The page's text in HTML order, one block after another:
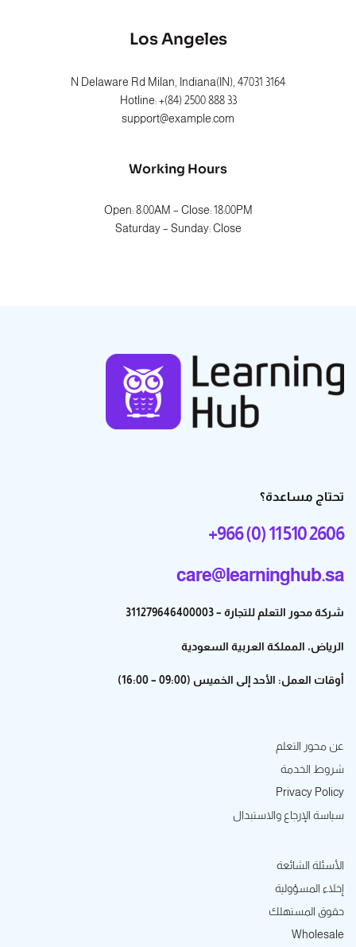
Los Angeles
3164 N Delaware Rd Milan, Indiana(IN), 47031
Hotline: +(84) 2500 888 33
support@example.com
Working Hours
Open: 8:00AM – Close: 18:00PM
Saturday – Sunday: Close
تحتاج مساعدة؟
+966 (0) 11 510 2606
care@learninghub.sa
شركة محور التعلم للتجارة – 311279646400003
الرياض، المملكة العربية السعودية
أوقات العمل: الأحد إلى الخميس (09:00 – 16:00)
عن محور التعلم
شروط الخدمة
Privacy Policy
سياسة الإرجاع والاستبدال
الأسئلة الشائعة
إخلاء المسؤولية
حقوق المستهلك
Wholesale